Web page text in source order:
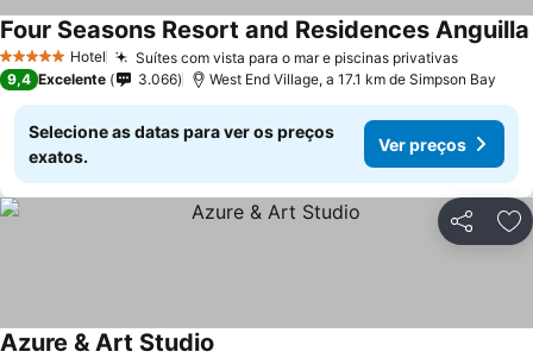
5 Estrelas Hotel Suítes com vista para o mar e piscinas privativas
Four Seasons Resort and Residences Anguilla
9,4 Excelente 3.066 West End Village, a 17.1 km de Simpson Bay
Selecione as datas para ver os preços
exatos.
Ver preços
Partilhar
Azure & Art Studio